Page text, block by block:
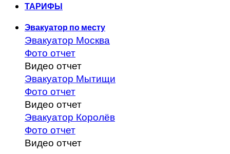
ТАРИФЫ
Эвакуатор по месту
Эвакуатор Москва
Фото отчет
Видео отчет
Эвакуатор Мытищи
Фото отчет
Видео отчет
Эвакуатор Королёв
Фото отчет
Видео отчет